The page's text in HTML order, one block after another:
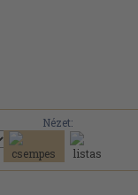
Nézet: